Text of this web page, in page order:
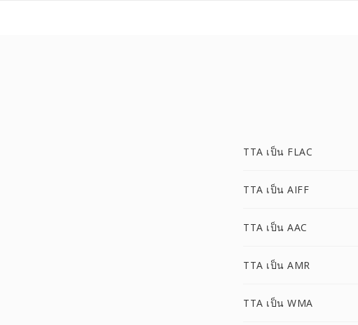
TTA เป็น FLAC
TTA เป็น AIFF
TTA เป็น AAC
TTA เป็น AMR
TTA เป็น WMA